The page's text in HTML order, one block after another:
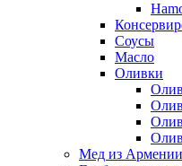
Соусы
Масло
Оливки
Мед из Армении